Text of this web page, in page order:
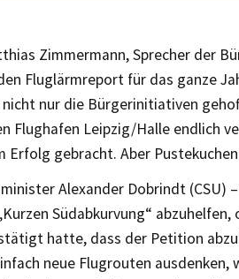
Zimmermann, Sprecher der
Fluglärmreport für das ganze
nur die Bürgerinitiativen
Flughafen Leipzig/Halle endlich
Erfolg gebracht. Aber
Alexander Dobrindt (CSU)
Südabkurvung“
hatte, dass der Petition
neue Flugrouten ausdenken,